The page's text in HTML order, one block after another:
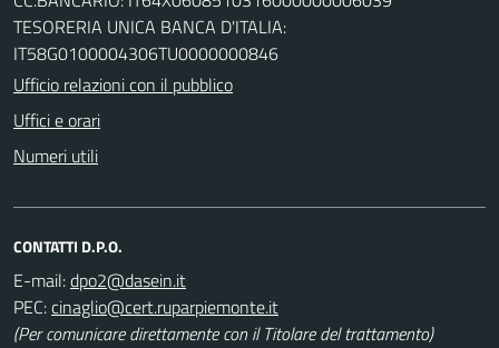
TESORERIA UNICA BANCA D'ITALIA:
IT58G0100004306TU0000000846
Ufficio relazioni con il pubblico
Uffici e orari
Numeri utili
CONTATTI D.P.O.
E-mail:
PEC:
(Per comunicare direttamente con il Titolare del trattamento)